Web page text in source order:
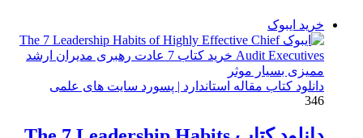
خرید ایبوک
دانلود کتاب مقاله استاندارد | پسورد سایت های علمی
346